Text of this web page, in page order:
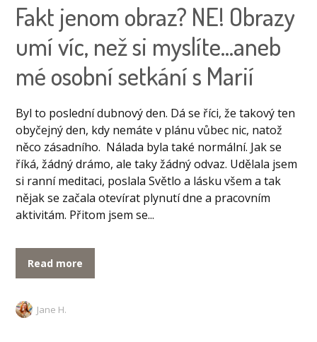
Fakt jenom obraz? NE! Obrazy
umí víc, než si myslíte…aneb
mé osobní setkání s Marií
Byl to poslední dubnový den. Dá se říci, že takový ten
obyčejný den, kdy nemáte v plánu vůbec nic, natož
něco zásadního. Nálada byla také normální. Jak se
říká, žádný drámo, ale taky žádný odvaz. Udělala jsem
si ranní meditaci, poslala Světlo a lásku všem a tak
nějak se začala otevírat plynutí dne a pracovním
aktivitám. Přitom jsem se...
Read more
Jane H.